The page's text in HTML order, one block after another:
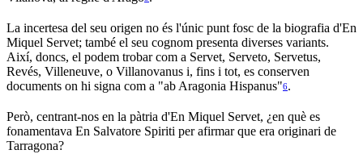
La incertesa del seu origen no és l'únic punt fosc de la biografia d'En
Miquel Servet; també el seu cognom presenta diverses variants.
Així, doncs, el podem trobar com a Servet, Serveto, Servetus,
Revés, Villeneuve, o Villanovanus i, fins i tot, es conserven
documents on hi signa com a "ab Aragonia Hispanus"6.
Però, centrant-nos en la pàtria d'En Miquel Servet, ¿en què es
fonamentava En Salvatore Spiriti per afirmar que era originari de
Tarragona?